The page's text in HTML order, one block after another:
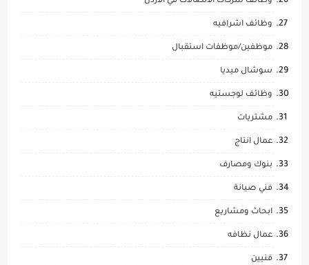
وظائف اشرافيه
موظفين/موظفات استقبال
سوشال ميديا
وظائف لوجستيه
مشتريات
عمال انتاج
بنوك ومصارف
فني صيانة
ابحاث ومشاريع
عمال نظافه
فنيين